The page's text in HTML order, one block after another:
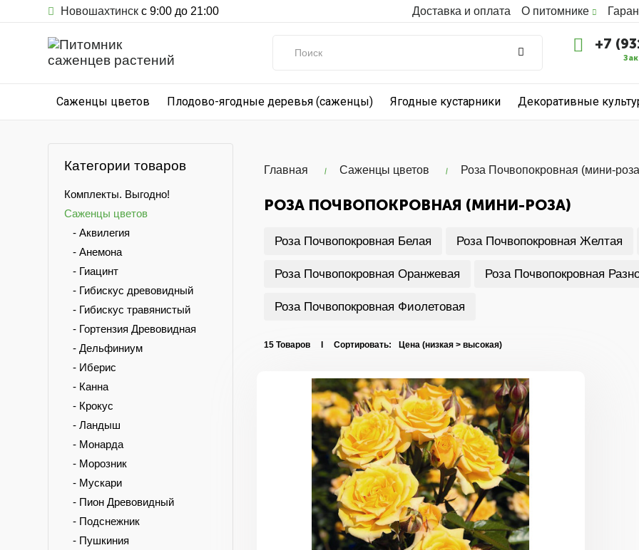
Новошахтинск с 9:00 до 21:00 Доставка и оплата О питомнике
+7
Саженцы цветов Плодово-ягодные деревья (саженцы) Ягодные кустарники Декоративные
Категории товаров
Комплекты. Выгодно!
Саженцы цветов
- Аквилегия
- Анемона
- Гиацинт
- Гибискус древовидный
- Гибискус травянистый
- Гортензия Древовидная
- Дельфиниум
- Иберис
- Канна
- Крокус
- Ландыш
- Монарда
- Морозник
- Мускари
- Пион Древовидный
- Подснежник
- Пушкиния
Главная Саженцы цветов Роза Почвопокровная (мини-
РОЗА ПОЧВОПОКРОВНАЯ (МИНИ-РОЗА)
Роза Почвопокровная Белая Роза Почвопокровная Желтая
Роза Почвопокровная Оранжевая Роза Почвопокровная
Роза Почвопокровная Фиолетовая
15 Товаров I Сортировать: